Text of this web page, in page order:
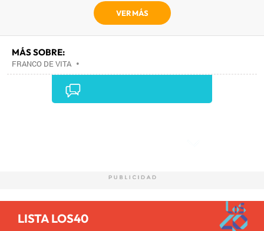
VER MÁS
MÁS SOBRE:
FRANCO DE VITA •
LISTA LOS40